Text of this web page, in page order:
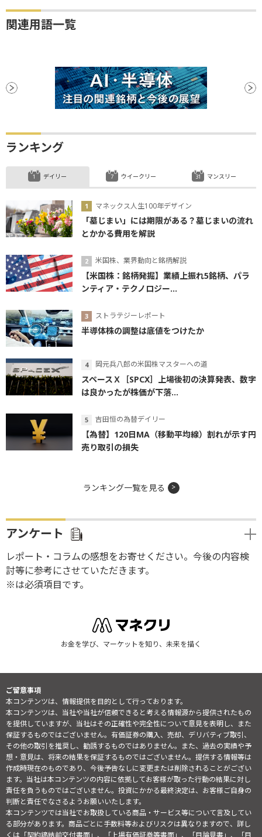
関連用語一覧
ランキング
デイリー
マネックス人生100年デザイン
「墓じまい」には期限がある？墓じまいの流れ
とかかる費用を解説
米国株、業界動向と銘柄解説
【米国株：銘柄発掘】業績上振れ5銘柄、パラ
ンティア・テクノロジー...
ストラテジーレポート
半導体株の調整は底値をつけたか
岡元兵八郎の米国株マスターへの道
スペースＸ［SPCX］上場後初の決算発表、数字
は良かったが株価が下落...
吉田恒の為替デイリー
【為替】120日MA（移動平均線）割れが示す円
売り取引の損失
ウイークリー マンスリー
ランキング一覧を見る
アンケート
レポート・コラムの感想をお寄せください。今後の内容検
討等に参考にさせていただきます。
※は必須項目です。
お金を学び、マーケットを知り、未来を描く
ご留意事項
本コンテンツは、情報提供を目的として行っております。
本コンテンツは、当社や当社が信頼できると考える情報源から提供されたもの
を提供していますが、当社はその正確性や完全性について意見を表明し、また
保証するものではございません。有価証券の購入、売却、デリバティブ取引、
その他の取引を推奨し、勧誘するものではありません。また、過去の実績や予
想・意見は、将来の結果を保証するものではございません。提供する情報等は
作成時現在のものであり、今後予告なしに変更または削除されることがござい
ます。当社は本コンテンツの内容に依拠してお客様が取った行動の結果に対し
責任を負うものではございません。投資にかかる最終決定は、お客様ご自身の
判断と責任でなさるようお願いいたします。
本コンテンツでは当社でお取扱している商品・サービス等について言及してい
る部分があります。商品ごとに手数料等およびリスクは異なりますので、詳し
くは「契約締結前交付書面」、「上場有価証券等書面」、「目論見書」、「目